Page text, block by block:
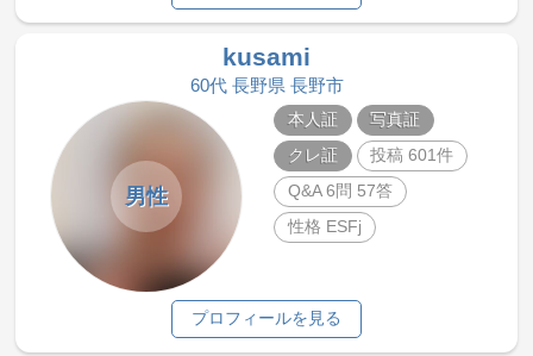
kusami
60代 長野県 長野市
男性
本人証
写真証
クレ証
投稿 601件
Q&A 6問 57答
性格 ESFj
プロフィールを見る